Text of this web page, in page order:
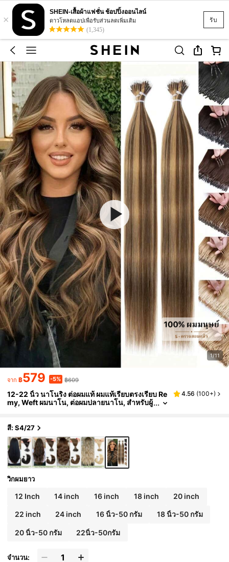
รับ
×
SHEIN-เสื้อผ้าแฟชั่น ช้อปปิ้งออนไลน์
ดาวโหลดแอปเพื่อรับส่วนลดเพิ่มเติม
(1,345)
1/11
จาก ฿579 -5% ฿609
12-22 นิ้ว นาโนริง ต่อผมแท้ ผมแท้เรียบตรงเรียบ Re
my, Weft ผมนาโน, ต่อผมปลายนาโน, สำหรับผู้
หญิง
4.56 (100+)
สี: S4/27
วิกผมยาว
12 Inch 14 inch 16 inch 18 inch 20 inch
22 inch 24 inch 16 นิ้ว-50 กรัม 18 นิ้ว-50 กรัม
20 นิ้ว-50 กรัม 22นิ้ว-50กรัม
จำนวน: